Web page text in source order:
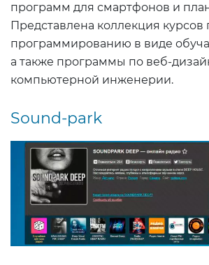
программ для смартфонов и
Представлена коллекция курсов
программированию в виде
а также программы по веб-
компьютерной инженерии.
Sound-park